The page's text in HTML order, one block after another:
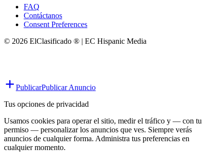
FAQ
Contáctanos
Consent Preferences
© 2026 ElClasificado ® | EC Hispanic Media
PublicarPublicar Anuncio
Tus opciones de privacidad
Usamos cookies para operar el sitio, medir el tráfico y — con tu
permiso — personalizar los anuncios que ves. Siempre verás
anuncios de cualquier forma. Administra tus preferencias en
cualquier momento.